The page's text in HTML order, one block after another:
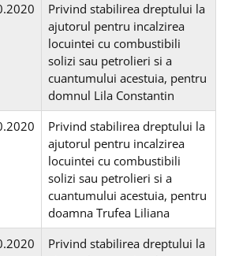
Privind stabilirea dreptului la
ajutorul pentru incalzirea
locuintei cu combustibili
solizi sau petrolieri si a
cuantumului acestuia, pentru
domnul Lila Constantin
Privind stabilirea dreptului la
ajutorul pentru incalzirea
locuintei cu combustibili
solizi sau petrolieri si a
cuantumului acestuia, pentru
doamna Trufea Liliana
Privind stabilirea dreptului la